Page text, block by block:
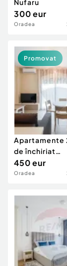
Nufaru
300 eur
Oradea
Apartamente
de închiriat
ultracentral,
450 eur
Oradea
Promovat